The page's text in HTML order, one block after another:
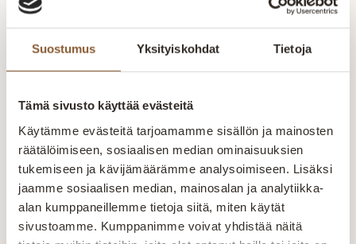
Suostumus Yksityiskohdat Tietoja
Tämä sivusto käyttää evästeitä
Käytämme evästeitä tarjoamamme sisällön ja mainosten
räätälöimiseen, sosiaalisen median ominaisuuksien
tukemiseen ja kävijämäärämme analysoimiseen. Lisäksi
jaamme sosiaalisen median, mainosalan ja analytiikka-
alan kumppaneillemme tietoja siitä, miten käytät
sivustoamme. Kumppanimme voivat yhdistää näitä
Mittakuva
Voisit olla kiinnostunut myös näistä
Vilma lepotuoli
Vilma lepotuoli
Suomessa tehty
Vilma-lepotuoli on
1 237,00€–1
Luoto Lux lepotuoli
Luoto Lux Lepotuoli –
Korkealaatuiset
täytteet ja Memory
1 065,00€–1
Rex